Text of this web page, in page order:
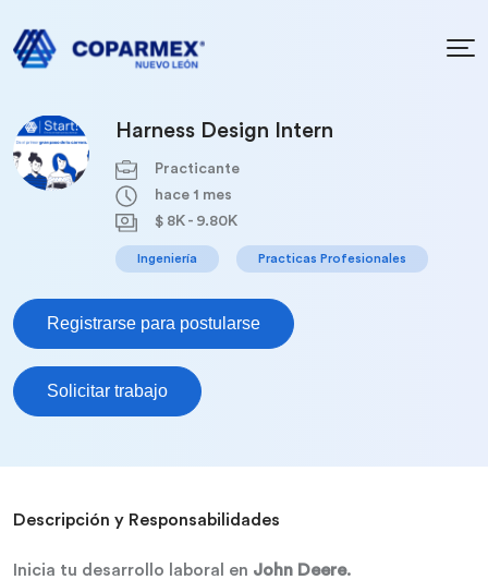
Harness Design Intern
Practicante
hace 1 mes
$ 8K - 9.80K
Ingeniería Practicas Profesionales
Registrarse para postularse
Solicitar trabajo
Descripción y Responsabilidades
Inicia tu desarrollo laboral en John Deere.